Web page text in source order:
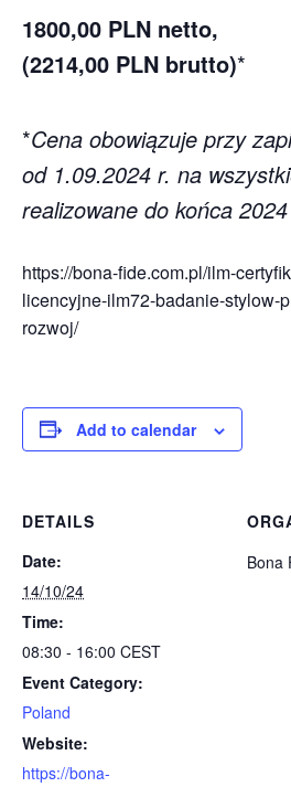
1800,00 PLN netto,
(2214,00 PLN brutto)*
*Cena obowiązuje przy
od 1.09.2024 r. na
realizowane do końca
https://bona-fide.com.pl/ilm-
licencyjne-ilm72-badanie-stylow-
rozwoj/
Add to calendar
DETAILS
Date:
14/10/24
Time:
08:30 - 16:00 CEST
Event Category:
Poland
Website:
https://bona-
Bona